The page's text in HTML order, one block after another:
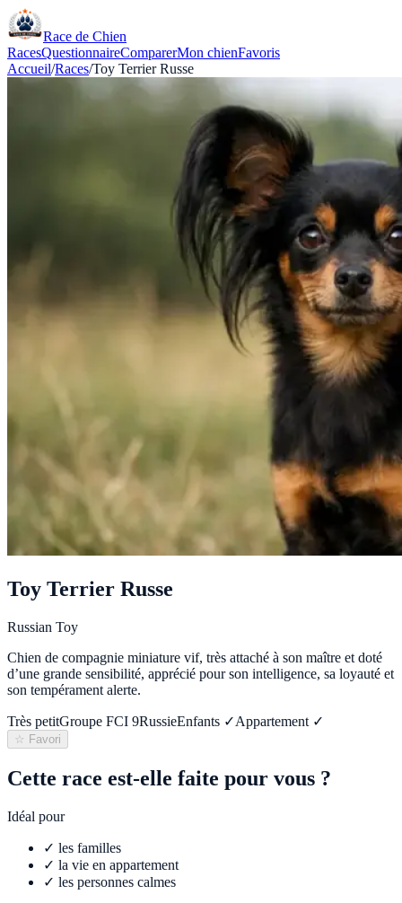
Race de Chien
RacesQuestionnaireComparerMon chienFavoris
Accueil/Races/Toy Terrier Russe
Toy Terrier Russe
Russian Toy
Chien de compagnie miniature vif, très attaché à son maître et doté
d’une grande sensibilité, apprécié pour son intelligence, sa loyauté et
son tempérament alerte.
Très petitGroupe FCI 9RussieEnfants ✓Appartement ✓
☆ Favori
Cette race est-elle faite pour vous ?
Idéal pour
✓ les familles
✓ la vie en appartement
✓ les personnes calmes